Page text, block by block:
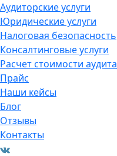
Аудиторские услуги
Юридические услуги
Налоговая безопасность
Консалтинговые услуги
Расчет стоимости аудита
Прайс
Наши кейсы
Блог
Отзывы
Контакты